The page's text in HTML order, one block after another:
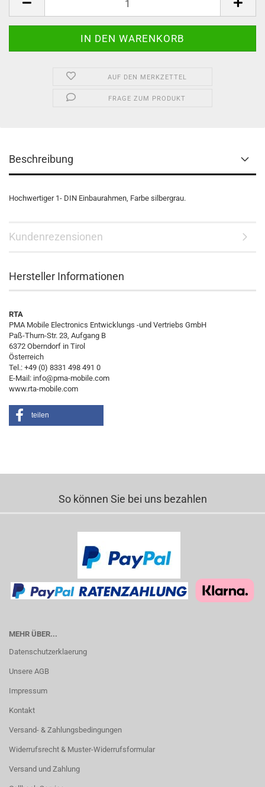
AUF DEN MERKZETTEL
FRAGE ZUM PRODUKT
Beschreibung
Hochwertiger 1- DIN Einbaurahmen, Farbe silbergrau.
Kundenrezensionen
Hersteller Informationen
RTA
PMA Mobile Electronics Entwicklungs -und Vertriebs GmbH
Paß-Thurn-Str. 23, Aufgang B
6372 Oberndorf in Tirol
Österreich
Tel.: +49 (0) 8331 498 491 0
E-Mail: info@pma-mobile.com
www.rta-mobile.com
teilen
So können Sie bei uns bezahlen
MEHR ÜBER...
Datenschutzerklaerung
Unsere AGB
Impressum
Kontakt
Versand- & Zahlungsbedingungen
Widerrufsrecht & Muster-Widerrufsformular
Versand und Zahlung